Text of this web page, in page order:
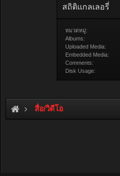
สถิติแกลเลอรี่
หมวดหมู่:
Albums:
Uploaded Media:
Embedded Media:
Comments:
Disk Usage:
สื่อ/วิดีโอ